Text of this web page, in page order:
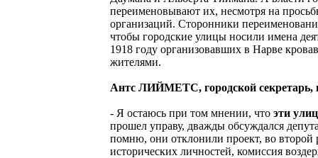
переименовывают их, несмотря на
организаций. Сторонники
чтобы городские улицы носили имена
1918 году организовавших в Нарве
жителями.
Антс ЛИЙМЕТС, городской секретарь,
- Я остаюсь при том мнении, что эти
прошел управу, дважды обсуждался
помню, они отклонили проект, во второй
исторических личностей, комиссия